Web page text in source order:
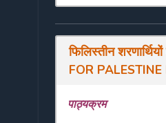
फिलिस्तीन शरणार्थियों
FOR PALESTINE
पाठ्यक्रम